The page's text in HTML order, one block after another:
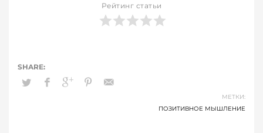
Рейтинг статьи
МЕТКИ:
ПОЗИТИВНОЕ МЫШЛЕНИЕ